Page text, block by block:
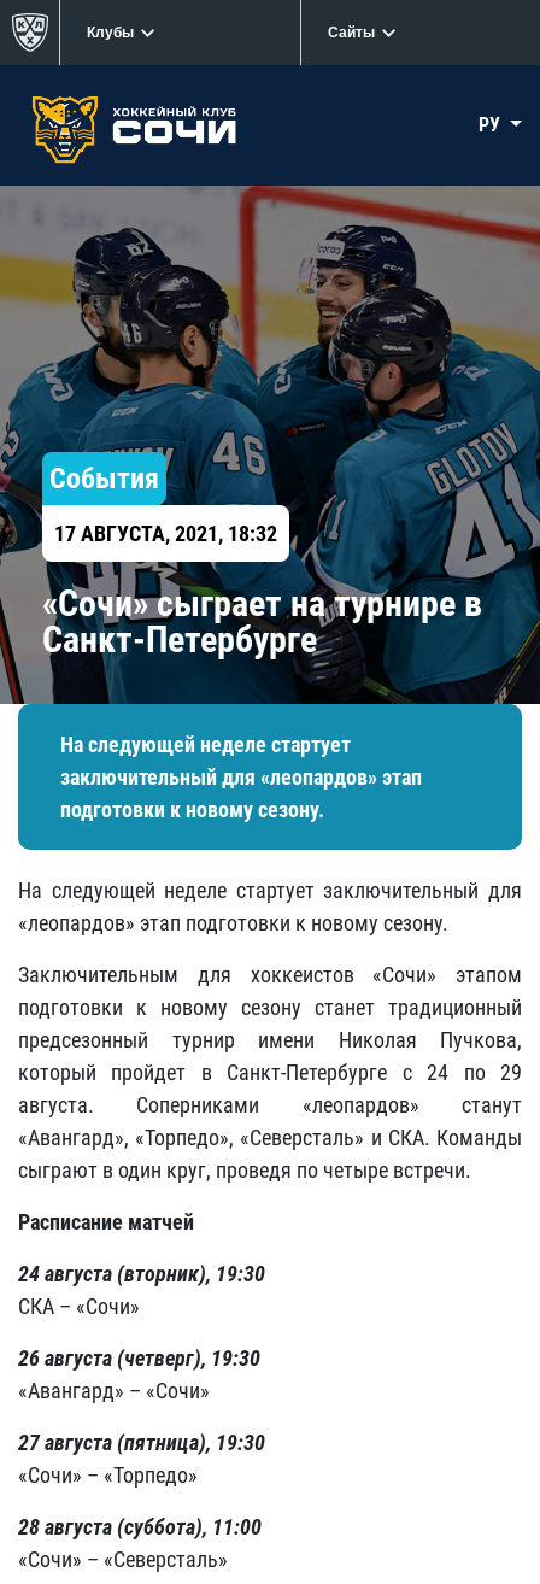
Клубы Сайты
РУ
События
17 АВГУСТА, 2021, 18:32
«Сочи» сыграет на турнире в
Санкт-Петербурге
На следующей неделе стартует
заключительный для «леопардов» этап
подготовки к новому сезону.
На следующей неделе стартует заключительный для
«леопардов» этап подготовки к новому сезону.
Заключительным для хоккеистов «Сочи» этапом
подготовки к новому сезону станет традиционный
предсезонный турнир имени Николая Пучкова,
который пройдет в Санкт-Петербурге с 24 по 29
августа. Соперниками «леопардов» станут
«Авангард», «Торпедо», «Северсталь» и СКА. Команды
сыграют в один круг, проведя по четыре встречи.
Расписание матчей
24 августа (вторник), 19:30
СКА – «Сочи»
26 августа (четверг), 19:30
«Авангард» – «Сочи»
27 августа (пятница), 19:30
«Сочи» – «Торпедо»
28 августа (суббота), 11:00
«Сочи» – «Северсталь»